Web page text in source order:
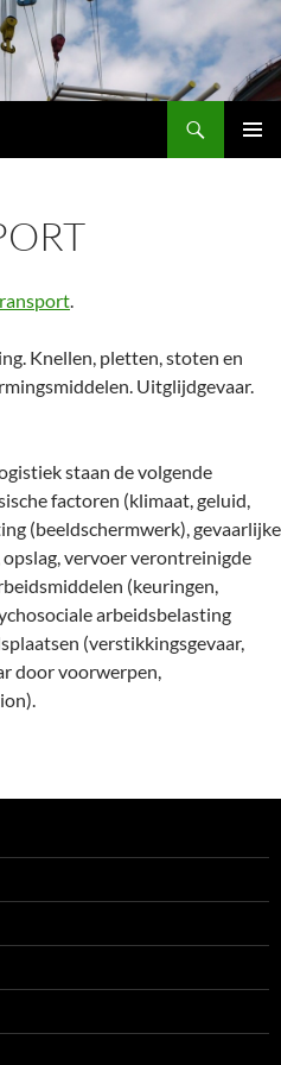
.
Knellen, pletten, stoten en
Uitglijdgevaar.
staan de volgende
factoren (klimaat, geluid,
(beeldschermwerk), gevaarlijke
vervoer verontreinigde
(keuringen,
arbeidsbelasting
(verstikkingsgevaar,
door voorwerpen,